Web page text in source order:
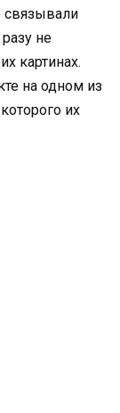
связывали
не
картинах.
на одном из
их